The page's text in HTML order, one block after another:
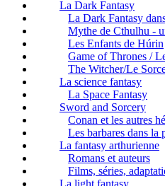
La Dark Fantasy
La Dark Fantasy
Mythe de Cthulhu -
Les Enfants de Húrin
Game of Thrones /
The Witcher/Le
La science fantasy
La Space Fantasy
Sword and Sorcery
Conan et les autres
Les barbares dans la
La fantasy arthurienne
Romans et auteurs
Films, séries,
La light fantasy